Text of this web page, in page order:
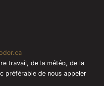
travail, de la météo, de la
préférable de nous appeler